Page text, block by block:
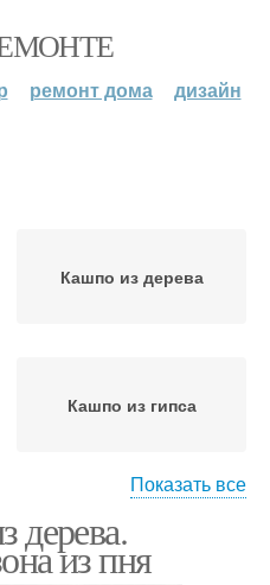
ремонт дома дизайн
Кашпо из дерева
Кашпо из гипса
Кашпо для цветов
Показать все
дерева.
из пня